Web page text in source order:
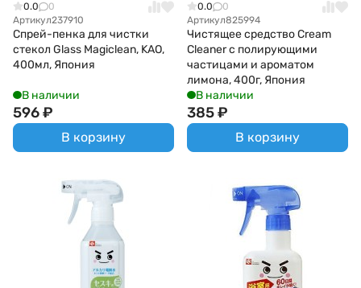
0.0
0
Артикул237910
Спрей-пенка для чистки
стекол Glass Magiclean, KAO,
400мл, Япония
В наличии
596₽
В корзину
0.0
0
Артикул825994
Чистящее средство Cream
Cleaner с полирующими
частицами и ароматом
лимона, 400г, Япония
В наличии
385₽
В корзину